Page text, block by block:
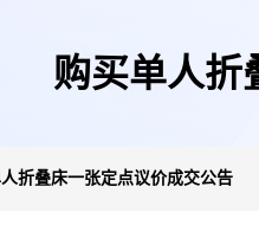
购买单人折
折叠床一张定点议价成交公告